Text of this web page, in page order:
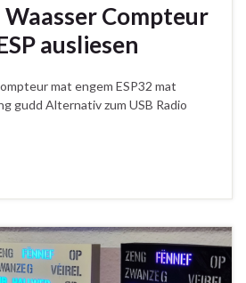
Waasser Compteur
ausliesen
mat engem ESP32 mat
gudd Alternativ zum USB Radio